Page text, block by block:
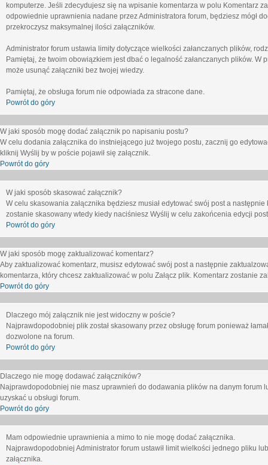
komputerze. Jeśli zdecydujesz się na wpisanie komentarza w polu Komentarz
odpowiednie uprawnienia nadane przez Administratora forum, będziesz mógł
przekroczysz maksymalnej ilości załączników.
Administrator forum ustawia limity dotyczące wielkości załanczanych plików,
Pamiętaj, że twoim obowiązkiem jest dbać o legalność załanczanych plików.
może usunąć załączniki bez twojej wiedzy.
Pamiętaj, że obsługa forum nie odpowiada za stracone dane.
Powrót do góry
W jaki sposób mogę dodać załącznik po napisaniu postu?
W celu dodania załącznika do instniejącego już twojego postu, zacznij go
kliknij Wyślij by w poście pojawił się załącznik.
Powrót do góry
W jaki sposób skasować załącznik?
W celu skasowania załącznika będziesz musiał edytować swój post a
zostanie skasowany wtedy kiedy naciśniesz Wyślij w celu zakońcenia edycji
Powrót do góry
W jaki sposób mogę zaktualizować komentarz?
Aby zaktualizować komentarz, musisz edytować swój post a następnie
komentarza, który chcesz zaktualizować w polu Załącz plik. Komentarz zostanie
Powrót do góry
Dlaczego mój załącznik nie jest widoczny w poście?
Najprawdopodobniej plik został skasowany przez obsługę forum ponieważ
dozwolone na forum.
Powrót do góry
Dlaczego nie mogę dodawać załączników?
Najprawdopodobniej nie masz uprawnień do dodawania plików na danym forum
uzyskać u obsługi forum.
Powrót do góry
Mam odpowiednie uprawnienia a mimo to nie mogę dodać załącznika.
Najprawdopodobniej Administrator forum ustawił limit wielkości jednego pliku
załącznika.